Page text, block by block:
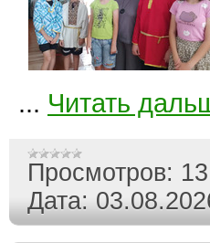
... Читать
Просмотров: 13
Дата: